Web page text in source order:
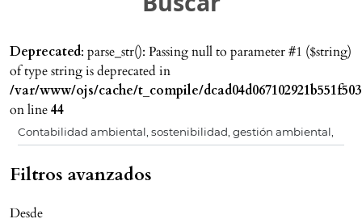
Deprecated: parse_str(): Passing null to parameter #1 ($string)
of type string is deprecated in
/var/www/ojs/cache/t_compile/
on line44
Filtros avanzados
Desde